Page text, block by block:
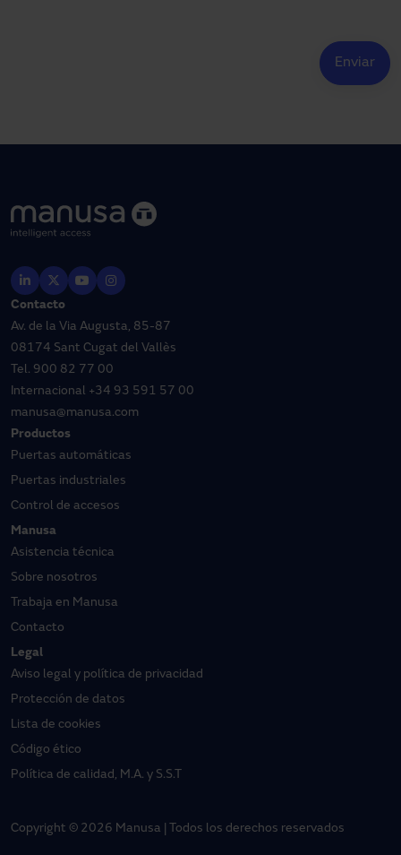
Contacto
Av. de la Via Augusta, 85-87
08174 Sant Cugat del Vallès
Tel. 900 82 77 00
Internacional +34 93 591 57 00
manusa@manusa.com
Productos
Puertas automáticas
Puertas industriales
Control de accesos
Manusa
Asistencia técnica
Sobre nosotros
Trabaja en Manusa
Contacto
Legal
Aviso legal y política de privacidad
Protección de datos
Lista de cookies
Código ético
Política de calidad, M.A. y S.S.T
Copyright © 2026 Manusa | Todos los derechos reservados